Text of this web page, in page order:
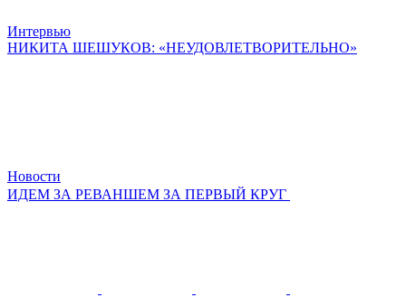
Интервью
НИКИТА ШЕШУКОВ: «НЕУДОВЛЕТВОРИТЕЛЬНО»
Новости
ИДЕМ ЗА РЕВАНШЕМ ЗА ПЕРВЫЙ КРУГ